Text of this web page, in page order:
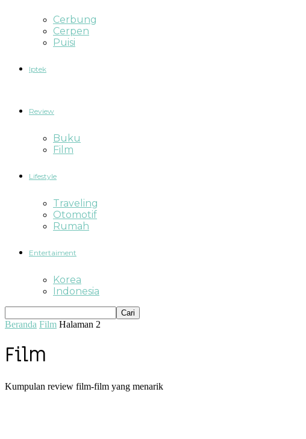
Cerbung
Cerpen
Puisi
Iptek
Review
Buku
Film
Lifestyle
Traveling
Otomotif
Rumah
Entertaiment
Korea
Indonesia
Beranda Film Halaman 2
Film
Kumpulan review film-film yang menarik